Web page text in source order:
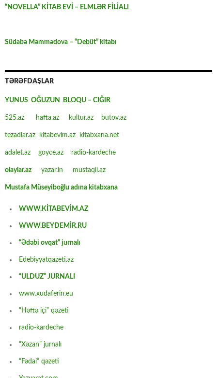
“NOVELLA” KİTAB EVİ – ELMLƏR FİLİALI
Südabə Məmmədova – “Debüt” kitabı
TƏRƏFDAŞLAR
YUNUS OĞUZUN BLOQU – CIĞIR
525.az hafta.az kultur.az butov.az
tezadlar.az kitabevim.az kitabxana.net
adalet.az goyce.az radio-kardeche
olaylar.az yazar.in mustaqil.az
Mustafa Müseyiboğlu adına kitabxana
WWW.KİTABEVİM.AZ
WWW.BEYDEMİR.RU
“Ədəbi ovqat” jurnalı
Edebiyyatqazeti.az
“ULDUZ” JURNALI
www.xudaferin.eu
“Həftə içi” qəzeti
radio-kardeche
“Xəzan” jurnalı
“Fədai” qəzeti